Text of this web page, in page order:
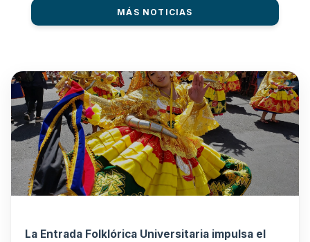
MÁS NOTICIAS
La Entrada Folklórica Universitaria impulsa el